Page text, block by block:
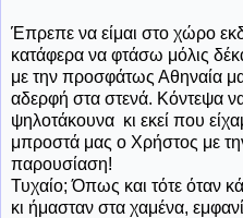
Έπρεπε να είμαι στο χώρο
κατάφερα να φτάσω μόλις
με την προσφάτως Αθηναία
αδερφή στα στενά. Κόντεψα
ψηλοτάκουνα κι εκεί που
μπροστά μας ο Χρήστος με
παρουσίαση!
Τυχαίο; Όπως και τότε όταν
κι ήμασταν στα χαμένα,